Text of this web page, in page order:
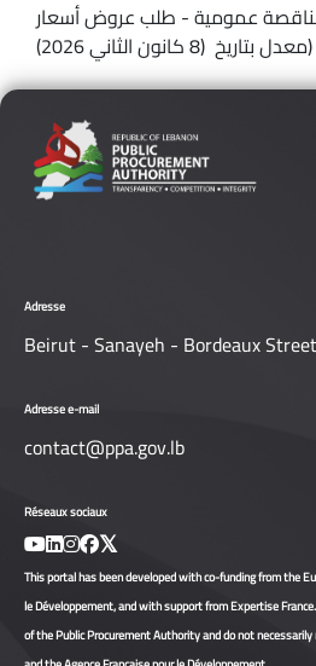
عمومية - طلب عروض أسعار
(معدل بتاريخ (8 كانون الثاني 2026)
Adresse
Beirut - Sanayeh - Bordeaux Street
Adresse e-mail
contact@ppa.gov.lb
Réseaux sociaux
This portal has been developed with co-funding from the
le Développement, and with support from Expertise
of the Public Procurement Authority and do not